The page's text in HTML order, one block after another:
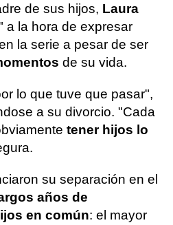
de sus hijos, Laura
a la hora de expresar
la serie a pesar de ser
de su vida.
lo que tuve que pasar",
a su divorcio. "Cada
tener hijos lo
su separación en el
años de
en común: el mayor